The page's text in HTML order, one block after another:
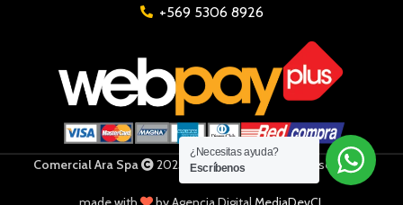
+569 5306 8926
Comercial Ara Spa 2023 | Todos los derechos reservados
¿Necesitas ayuda?
Escríbenos